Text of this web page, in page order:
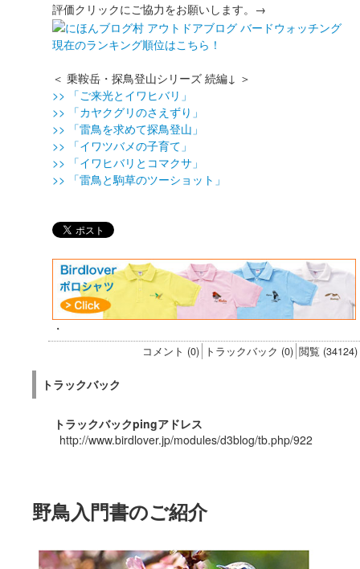
評価クリックにご協力をお願いします。→
現在のランキング順位はこちら！
＜ 乗鞍岳・探鳥登山シリーズ 続編↓ ＞
>> 「ご来光とイワヒバリ」
>> 「カヤクグリのさえずり」
>> 「雷鳥を求めて探鳥登山」
>> 「イワツバメの子育て」
>> 「イワヒバリとコマクサ」
>> 「雷鳥と駒草のツーショット」
・
コメント (0) トラックバック (0) 閲覧 (34124)
トラックバック
トラックバックpingアドレス
http://www.birdlover.jp/modules/d3blog/tb.php/922
野鳥入門書のご紹介